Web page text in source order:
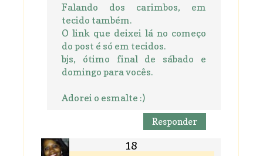
Falando dos carimbos, em
tecido também.
O link que deixei lá no começo
do post é só em tecidos.
bjs, ótimo final de sábado e
domingo para vocês.
Adorei o esmalte :)
Responder